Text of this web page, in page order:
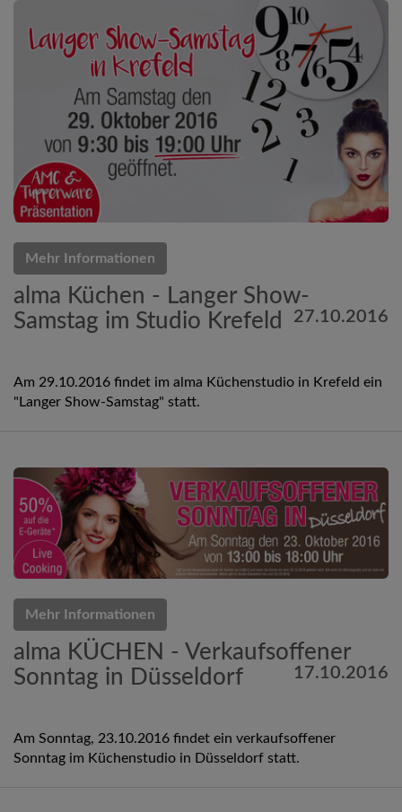
Mehr Informationen
alma Küchen - Langer Show-
Samstag im Studio Krefeld
27.10.2016
Am 29.10.2016 findet im alma Küchenstudio in Krefeld ein
"Langer Show-Samstag" statt.
Mehr Informationen
alma KÜCHEN - Verkaufsoffener
Sonntag in Düsseldorf
17.10.2016
Am Sonntag, 23.10.2016 findet ein verkaufsoffener
Sonntag im Küchenstudio in Düsseldorf statt.